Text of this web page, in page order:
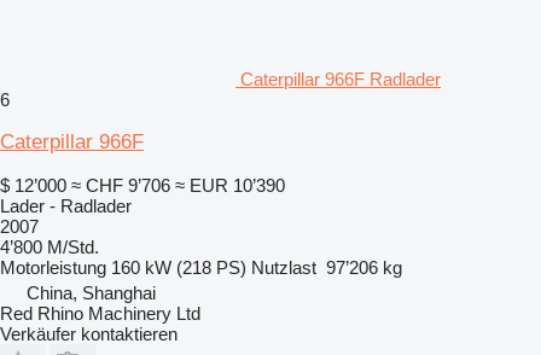
Caterpillar 966F Radlader
6
Caterpillar 966F
$ 12’000 ≈ CHF 9’706 ≈ EUR 10’390
Lader - Radlader
2007
4’800 M/Std.
Motorleistung 160 kW (218 PS) Nutzlast 97’206 kg
China, Shanghai
Red Rhino Machinery Ltd
Verkäufer kontaktieren